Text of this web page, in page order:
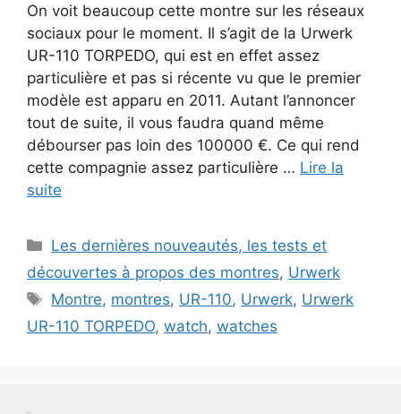
On voit beaucoup cette montre sur les réseaux
sociaux pour le moment. Il s’agit de la Urwerk
UR-110 TORPEDO, qui est en effet assez
particulière et pas si récente vu que le premier
modèle est apparu en 2011. Autant l’annoncer
tout de suite, il vous faudra quand même
débourser pas loin des 100000 €. Ce qui rend
cette compagnie assez particulière … Lire la
suite
Catégories
Les dernières nouveautés, les tests et
découvertes à propos des montres, Urwerk
Étiquettes
Montre, montres, UR-110, Urwerk, Urwerk
UR-110 TORPEDO, watch, watches
Test